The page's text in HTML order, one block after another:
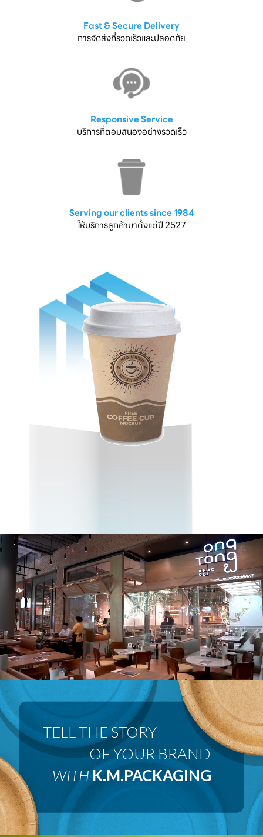
Fast & Secure Delivery
การจัดส่งที่รวดเร็วและปลอดภัย
Responsive Service
บริการที่ตอบสนองอย่างรวดเร็ว
Serving our clients since 1984
ให้บริการลูกค้ามาตั้งแต่ปี 2527
OF YOUR BRAND
WITHK.M.PACKAGING